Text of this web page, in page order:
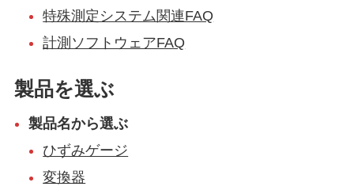
特殊測定システム関連FAQ
計測ソフトウェアFAQ
製品を選ぶ
製品名から選ぶ
ひずみゲージ
変換器